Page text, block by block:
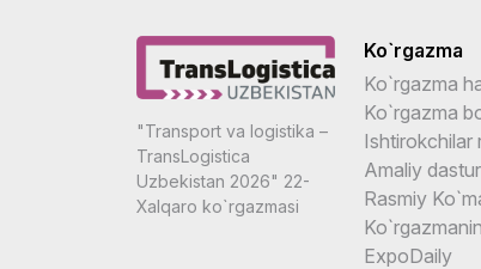
"Transport va logistika –
TransLogistica
Uzbekistan 2026" 22-
Xalqaro ko`rgazmasi
Ko`rgazma
Ko`rgazma
Ko`rgazma
Ishtirokchilar
Amaliy dastur
Rasmiy
ExpoDaily